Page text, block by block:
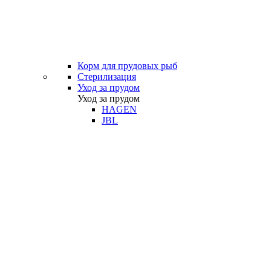
Корм для прудовых рыб
Стерилизация
Уход за прудом
Уход за прудом
HAGEN
JBL